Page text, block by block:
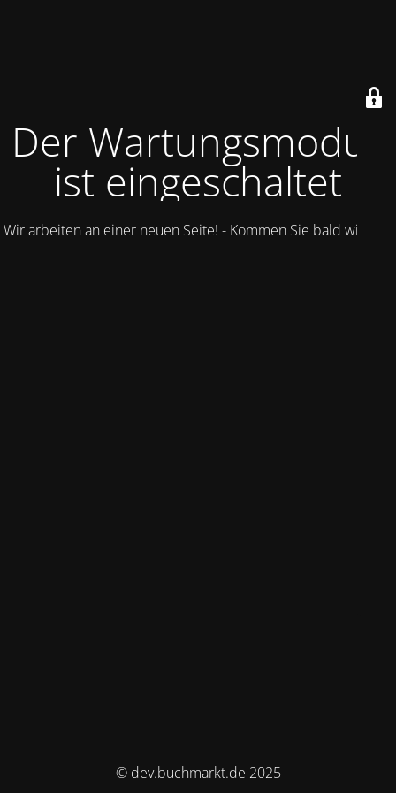
Der Wartungsmodus
ist eingeschaltet
Wir arbeiten an einer neuen Seite! - Kommen Sie bald wieder.
© dev.buchmarkt.de 2025